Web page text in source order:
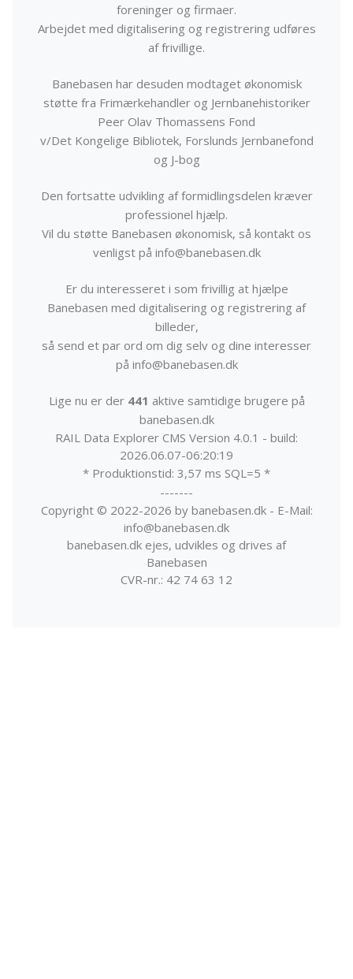
foreninger og firmaer.
Arbejdet med digitalisering og registrering udføres
af frivillige.
Banebasen har desuden modtaget økonomisk
støtte fra Frimærkehandler og Jernbanehistoriker
Peer Olav Thomassens Fond
v/Det Kongelige Bibliotek, Forslunds Jernbanefond
og J-bog
Den fortsatte udvikling af formidlingsdelen kræver
professionel hjælp.
Vil du støtte Banebasen økonomisk, så kontakt os
venligst på info@banebasen.dk
Er du interesseret i som frivillig at hjælpe
Banebasen med digitalisering og registrering af
billeder,
så send et par ord om dig selv og dine interesser
på info@banebasen.dk
Lige nu er der 441 aktive samtidige brugere på
banebasen.dk
RAIL Data Explorer CMS Version 4.0.1 - build:
2026.06.07-06:20:19
* Produktionstid: 3,57 ms SQL=5 *
-------
Copyright © 2022-2026 by banebasen.dk - E-Mail:
info@banebasen.dk
banebasen.dk ejes, udvikles og drives af
Banebasen
CVR-nr.: 42 74 63 12